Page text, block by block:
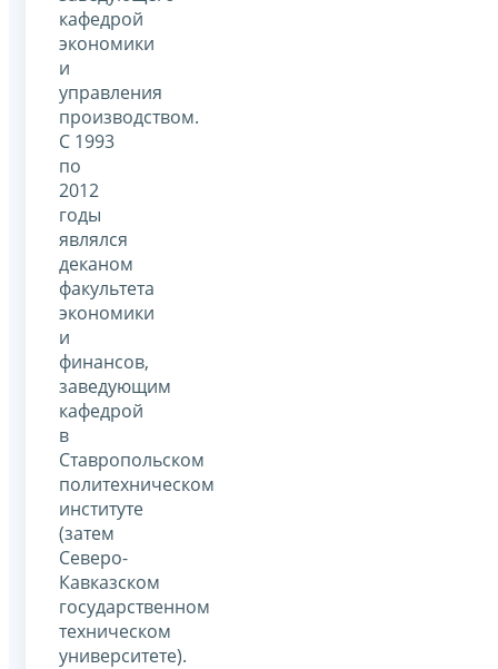
кафедрой
экономики
и
управления
производством.
С 1993
по
2012
годы
являлся
деканом
факультета
экономики
и
финансов,
заведующим
кафедрой
в
Ставропольском
политехническом
институте
(затем
Северо-
Кавказском
государственном
техническом
университете).